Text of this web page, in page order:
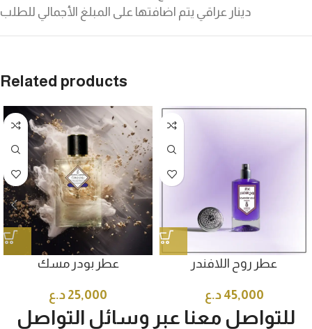
دينار عراقي يتم اضافتها على المبلغ الأجمالي للطلب
Related products
عطر بودر مسك
25,000 د.ع
عطر روح اللافندر
45,000 د.ع
للتواصل معنا عبر وسائل التواصل